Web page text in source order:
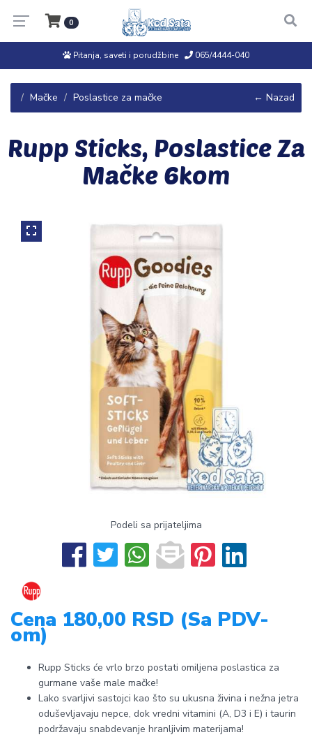
0
Pitanja, saveti i porudžbine 065/4444-040
Mačke Poslastice za mačke ← Nazad
Rupp Sticks, Poslastice Za
Mačke 6kom
Podeli sa prijateljima
Cena 180,00 RSD (Sa PDV-
om)
Rupp Sticks će vrlo brzo postati omiljena poslastica za
gurmane vaše male mačke!
Lako svarljivi sastojci kao što su ukusna živina i nežna jetra
oduševljavaju nepce, dok vredni vitamini (A, D3 i E) i taurin
podržavaju snabdevanje hranljivim materijama!